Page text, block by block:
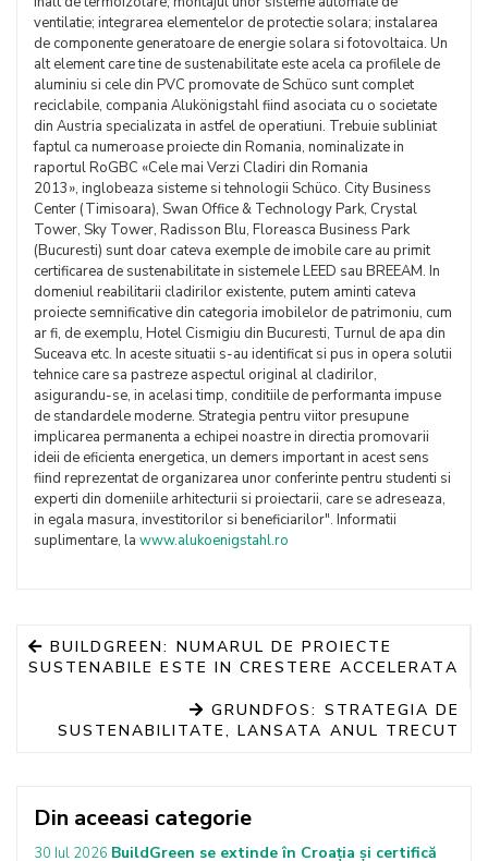
ventilatie; integrarea elementelor de protectie solara; instalarea
de componente generatoare de energie solara si fotovoltaica. Un
alt element care tine de sustenabilitate este acela ca profilele de
aluminiu si cele din PVC promovate de Schüco sunt complet
reciclabile, compania Alukönigstahl fiind asociata cu o societate
din Austria specializata in astfel de operatiuni. Trebuie subliniat
faptul ca numeroase proiecte din Romania, nominalizate in
raportul RoGBC «Cele mai Verzi Cladiri din Romania
2013», inglobeaza sisteme si tehnologii Schüco. City Business
Center (Timisoara), Swan Office & Technology Park, Crystal
Tower, Sky Tower, Radisson Blu, Floreasca Business Park
(Bucuresti) sunt doar cateva exemple de imobile care au primit
certificarea de sustenabilitate in sistemele LEED sau BREEAM. In
domeniul reabilitarii cladirilor existente, putem aminti cateva
proiecte semnificative din categoria imobilelor de patrimoniu, cum
ar fi, de exemplu, Hotel Cismigiu din Bucuresti, Turnul de apa din
Suceava etc. In aceste situatii s-au identificat si pus in opera solutii
tehnice care sa pastreze aspectul original al cladirilor,
asigurandu-se, in acelasi timp, conditiile de performanta impuse
de standardele moderne. Strategia pentru viitor presupune
implicarea permanenta a echipei noastre in directia promovarii
ideii de eficienta energetica, un demers important in acest sens
fiind reprezentat de organizarea unor conferinte pentru studenti si
experti din domeniile arhitecturii si proiectarii, care se adreseaza,
in egala masura, investitorilor si beneficiarilor". Informatii
suplimentare, la www.alukoenigstahl.ro
BUILDGREEN: NUMARUL DE PROIECTE
SUSTENABILE ESTE IN CRESTERE ACCELERATA
GRUNDFOS: STRATEGIA DE
SUSTENABILITATE, LANSATA ANUL TRECUT
Din aceeasi categorie
30 Iul 2026 BuildGreen se extinde în Croația și certifică